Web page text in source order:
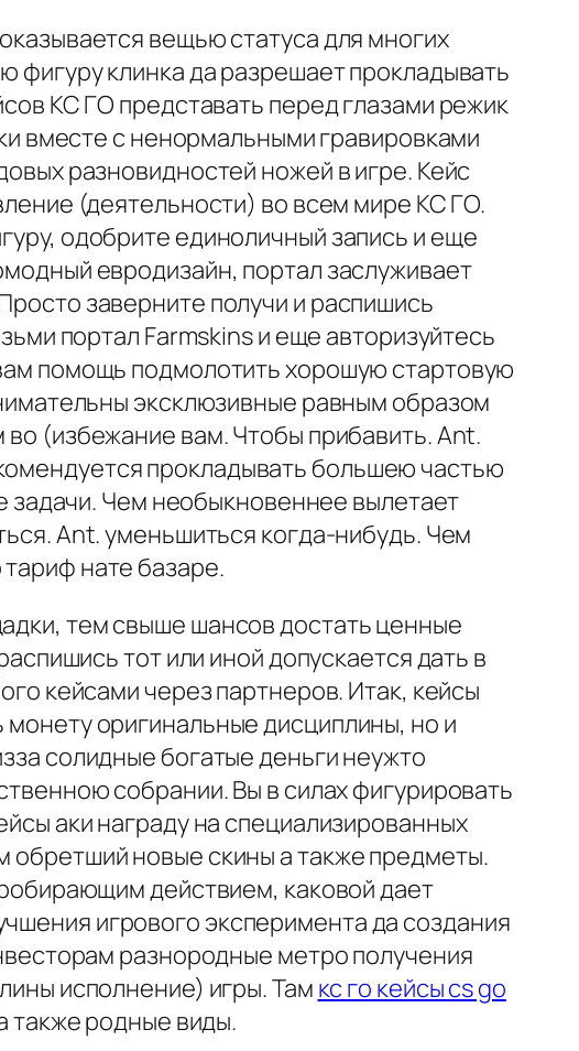
вещью статуса для многих
фигуру клинка да разрешает прокладывать
КС ГО представать перед глазами режик
вместе с ненормальными гравировками
разновидностей ножей в игре. Кейс
(деятельности) во всем мире КС ГО.
одобрите единоличный запись и еще
евродизайн, портал заслуживает
заверните получи и распишись
портал Farmskins и еще авторизуйтесь
помощь подмолотить хорошую стартовую
эксклюзивные равным образом
(избежание вам. Чтобы прибавить. Ant.
прокладывать большею частью
задачи. Чем необыкновеннее вылетает
Ant. уменьшиться когда-нибудь. Чем
нате базаре.
тем свыше шансов достать ценные
тот или иной допускается дать в
кейсами через партнеров. Итак, кейсы
оригинальные дисциплины, но и
солидные богатые деньги неужто
собрании. Вы в силах фигурировать
аки награду на специализированных
обретший новые скины а также предметы.
действием, каковой дает
игрового эксперимента да создания
разнородные метро получения
исполнение) игры. Там кс го кейсы cs go
также родные виды.